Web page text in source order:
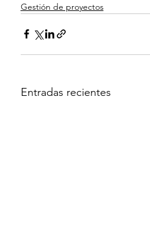
Gestión de proyectos
Entradas recientes